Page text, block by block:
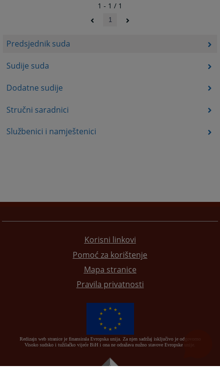
Predsjednik suda
Sudije suda
Dodatne sudije
Stručni saradnici
Službenici i namještenici
1 - 1 / 1
1
Korisni linkovi
Pomoć za korištenje
Mapa stranice
Pravila privatnosti
Redizajn web stranice je finansirala Evropska unija. Za njen sadržaj isključivo je odgovorno
Visoko sudsko i tužilačko vijeće BiH i ona ne odražava nužno stavove Evropske unije.